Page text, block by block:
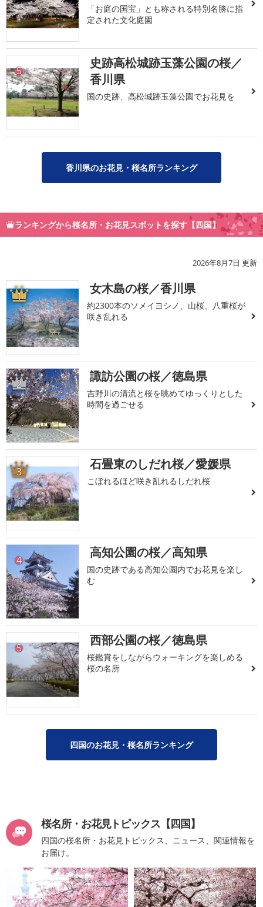
「お庭の国宝」とも称される特別名勝に指
定された文化庭園
5
史跡高松城跡玉藻公園の桜／
香川県
国の史跡、高松城跡玉藻公園でお花見を
香川県のお花見・桜名所ランキング
ランキングから桜名所・お花見スポットを探す【四国】
2026年8月7日 更新
1 女木島の桜／香川県
約2300本のソメイヨシノ、山桜、八重桜が
咲き乱れる
2 諏訪公園の桜／徳島県
吉野川の清流と桜を眺めてゆっくりとした
時間を過ごせる
3 石畳東のしだれ桜／愛媛県
こぼれるほど咲き乱れるしだれ桜
4 高知公園の桜／高知県
国の史跡である高知公園内でお花見を楽し
む
5 西部公園の桜／徳島県
桜鑑賞をしながらウォーキングを楽しめる
桜の名所
四国のお花見・桜名所ランキング
桜名所・お花見トピックス【四国】
四国の桜名所・お花見トピックス、ニュース、関連情報を
お届け。